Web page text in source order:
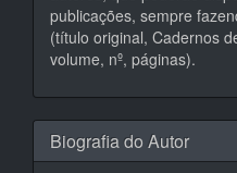
publicações, sempre
(título original, Cadernos
volume, nº, páginas).
Biografia do Autor